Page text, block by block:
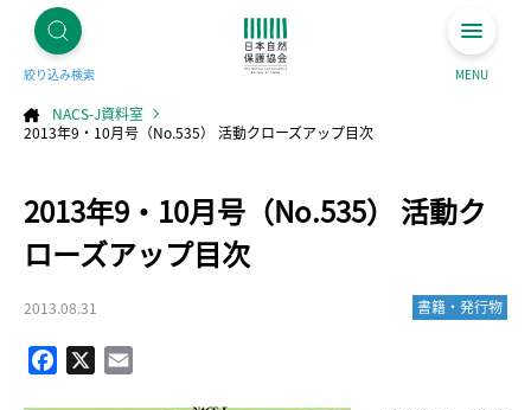
絞り込み検索 MENU
NACS-J資料室
2013年9・10月号（No.535） 活動クローズアップ目次
2013年9・10月号（No.535） 活動ク
ローズアップ目次
2013.08.31 書籍・発行物
Facebook